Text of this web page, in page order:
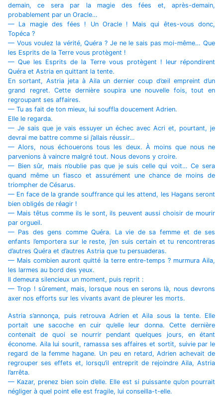
demain, ce sera par la magie des fées et, après-demain,
probablement par un Oracle…
— La magie des fées ! Un Oracle ! Mais qui êtes-vous donc,
Topéca ?
— Vous voulez la vérité, Quéra ? Je ne le sais pas moi-même… Que
les Esprits de la Terre vous protègent !
— Que les Esprits de la Terre vous protègent ! leur répondirent
Quéra et Astria en quittant la tente.
En sortant, Astria jeta à Aila un dernier coup d’œil empreint d’un
grand regret. Cette dernière soupira une nouvelle fois, tout en
regroupant ses affaires.
— Tu as fait de ton mieux, lui souffla doucement Adrien.
Elle le regarda.
— Je sais que je vais essuyer un échec avec Acri et, pourtant, je
devrai me battre comme si j’allais réussir…
— Alors, nous échouerons tous les deux. À moins que nous ne
parvenions à vaincre malgré tout. Nous devons y croire.
— Bien sûr, mais n’oublie pas que je suis celle qui voit… Ce sera
quand même un fiasco et assurément une chance de moins de
triompher de Césarus.
— En face de la grande souffrance qui les attend, les Hagans seront
bien obligés de réagir !
— Mais têtus comme ils le sont, ils peuvent aussi choisir de mourir
par orgueil.
— Pas des gens comme Quéra. La vie de sa femme et de ses
enfants l’emportera sur le reste, j’en suis certain et tu rencontreras
d’autres Quéra et d’autres Astria que tu persuaderas.
— Mais combien auront quitté la terre entre-temps ? murmura Aila,
les larmes au bord des yeux.
Il demeura silencieux un moment, puis reprit :
— Trop ! sûrement, mais, lorsque nous en serons là, nous devrons
axer nos efforts sur les vivants avant de pleurer les morts.
Astria s’annonça, puis retrouva Adrien et Aila sous la tente. Elle
portait une sacoche en cuir qu’elle leur donna. Cette dernière
contenait de quoi se nourrir pendant quelques jours, en étant
économe. Aila lui sourit, ramassa ses affaires et sortit, suivie par le
regard de la femme hagane. Un peu en retard, Adrien achevait de
regrouper ses effets et, lorsqu’il entreprit de rejoindre Aila, Astria
l’arrêta.
— Kazar, prenez bien soin d’elle. Elle est si puissante qu’on pourrait
négliger à quel point elle est fragile, lui conseilla-t-elle.